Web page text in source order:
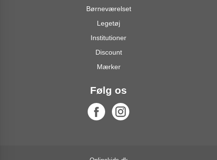
Børneværelset
Legetøj
Institutioner
Discount
Mærker
Følg os